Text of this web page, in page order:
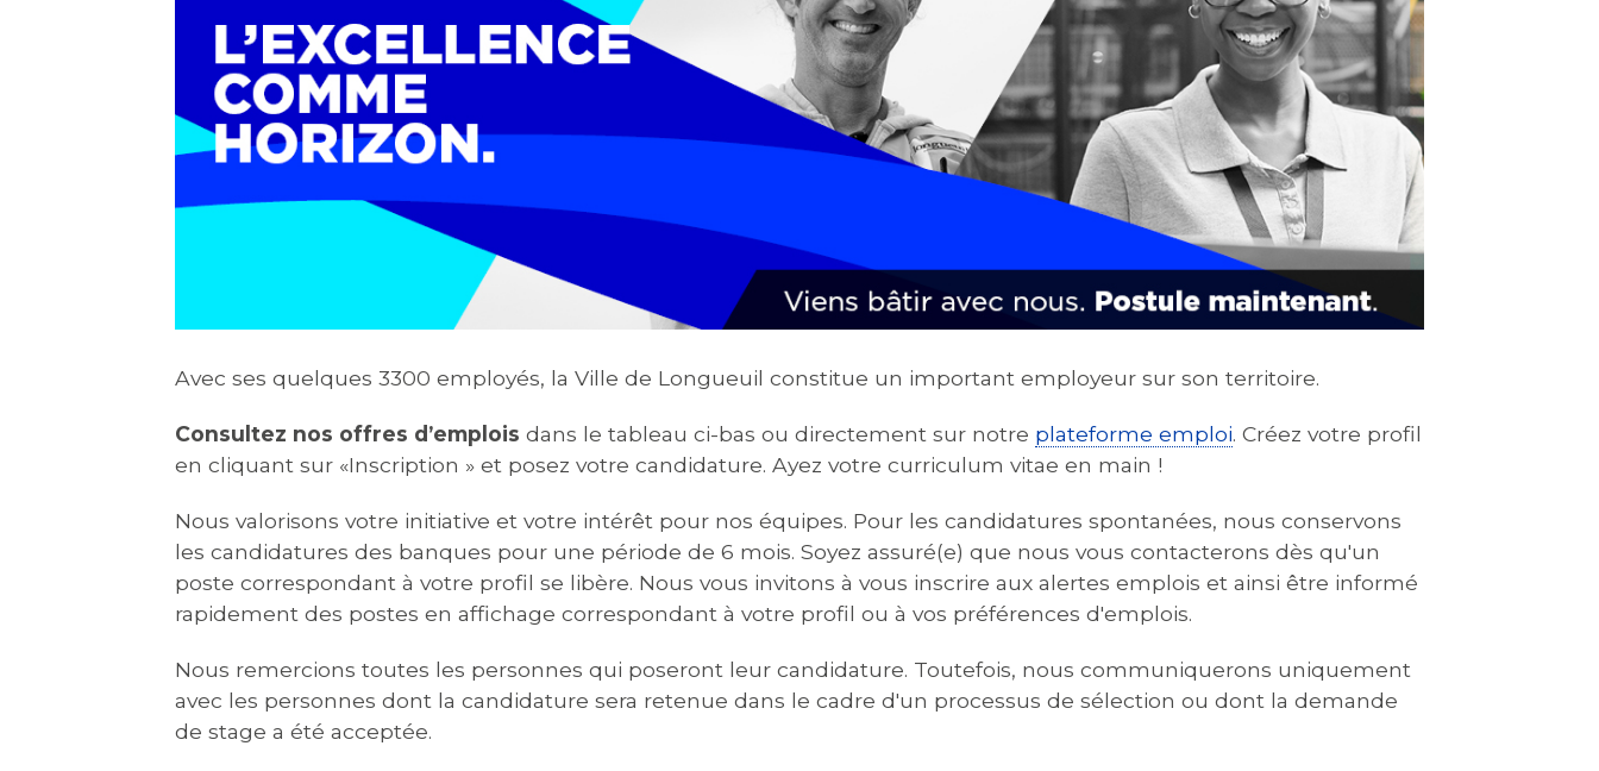
Avec ses quelques 3300 employés, la Ville de Longueuil constitue un important employeur sur son territoire.
Consultez nos offres d’emplois dans le tableau ci-bas ou directement sur notre plateforme emploi. Créez votre profil
en cliquant sur «Inscription » et posez votre candidature. Ayez votre curriculum vitae en main !
Nous valorisons votre initiative et votre intérêt pour nos équipes. Pour les candidatures spontanées, nous conservons
les candidatures des banques pour une période de 6 mois. Soyez assuré(e) que nous vous contacterons dès qu'un
poste correspondant à votre profil se libère. Nous vous invitons à vous inscrire aux alertes emplois et ainsi être informé
rapidement des postes en affichage correspondant à votre profil ou à vos préférences d'emplois.
Nous remercions toutes les personnes qui poseront leur candidature. Toutefois, nous communiquerons uniquement
avec les personnes dont la candidature sera retenue dans le cadre d'un processus de sélection ou dont la demande
de stage a été acceptée.